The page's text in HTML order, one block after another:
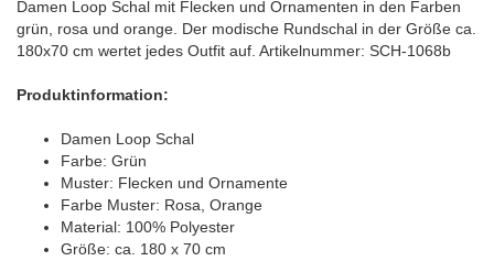
Damen Loop Schal mit Flecken und Ornamenten in den Farben
grün, rosa und orange. Der modische Rundschal in der Größe ca.
180x70 cm wertet jedes Outfit auf. Artikelnummer: SCH-1068b
Produktinformation:
Damen Loop Schal
Farbe: Grün
Muster: Flecken und Ornamente
Farbe Muster: Rosa, Orange
Material: 100% Polyester
Größe: ca. 180 x 70 cm